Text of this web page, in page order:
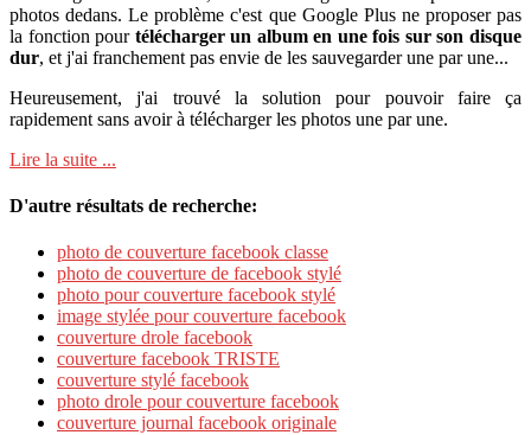
photos dedans. Le problème c'est que Google Plus ne proposer pas
la fonction pour télécharger un album en une fois sur son disque
dur, et j'ai franchement pas envie de les sauvegarder une par une...
Heureusement, j'ai trouvé la solution pour pouvoir faire ça
rapidement sans avoir à télécharger les photos une par une.
Lire la suite ...
D'autre résultats de recherche:
photo de couverture facebook classe
photo de couverture de facebook stylé
photo pour couverture facebook stylé
image stylée pour couverture facebook
couverture drole facebook
couverture facebook TRISTE
couverture stylé facebook
photo drole pour couverture facebook
couverture journal facebook originale